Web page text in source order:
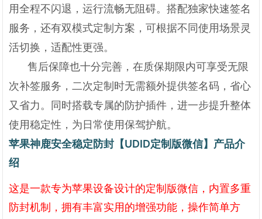
用全程不闪退，运行流畅无阻碍。搭配独家快速签名
服务，还有双模式定制方案，可根据不同使用场景灵
活切换，适配性更强。
售后保障也十分完善，在质保期限内可享受无限
次补签服务，二次定制时无需额外提供签名码，省心
又省力。同时搭载专属的防护插件，进一步提升整体
使用稳定性，为日常使用保驾护航。
苹果神鹿安全稳定防封【UDID定制版微信】产品介
绍
这是一款专为苹果设备设计的定制版微信，内置多重
防封机制，拥有丰富实用的增强功能，操作简单方